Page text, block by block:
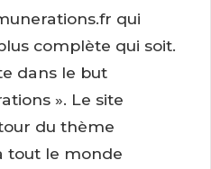
qui
complète qui soit.
dans le but
». Le site
du thème
tout le monde